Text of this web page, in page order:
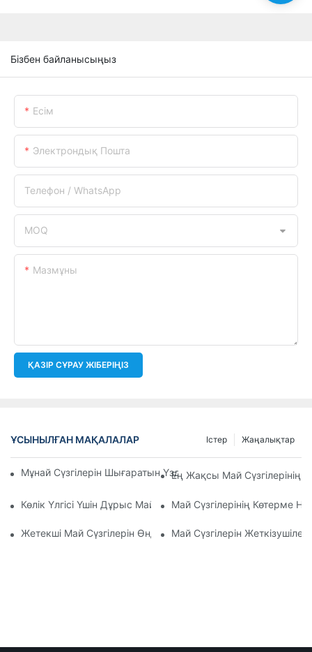
Бізбен байланысыңыз
Есім
Электрондық Пошта
Телефон / WhatsApp
MOQ
Мазмұны
ҚАЗІР СҰРАУ ЖІБЕРІҢІЗ
ҰСЫНЫЛҒАН МАҚАЛАЛАР Жаңалықтар
Істер
Мұнай Сүзгілерін Шығаратын Үздік Компаниялар: Жан-
Ең Жақсы Май Сүзгілерінің
Көлік Үлгісі Үшін Дұрыс Май Сүзгісін Таңдау: Негізгі Ойлар
Май Сүзгілерінің Көтерме
Жетекші Май Сүзгілерін Өндірушілер Мен Олардың
Май Сүзгілерін